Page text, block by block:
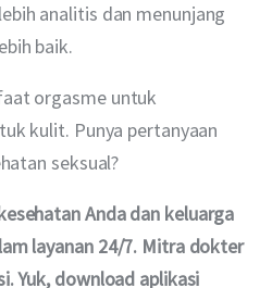
analitis dan menunjang
baik.
orgasme untuk
kulit. Punya pertanyaan
seksual?
Anda dan keluarga
layanan 24/7. Mitra dokter
Yuk, download aplikasi